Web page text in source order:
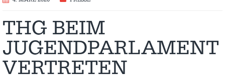
THG BEIM
JUGENDPARLAMENT
VERTRETEN